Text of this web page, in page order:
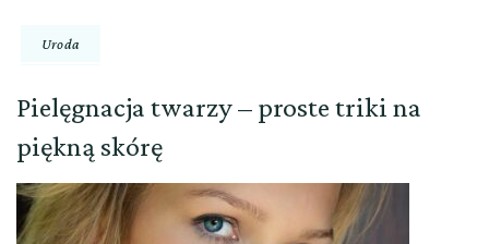
Uroda
Pielęgnacja twarzy – proste triki na
piękną skórę